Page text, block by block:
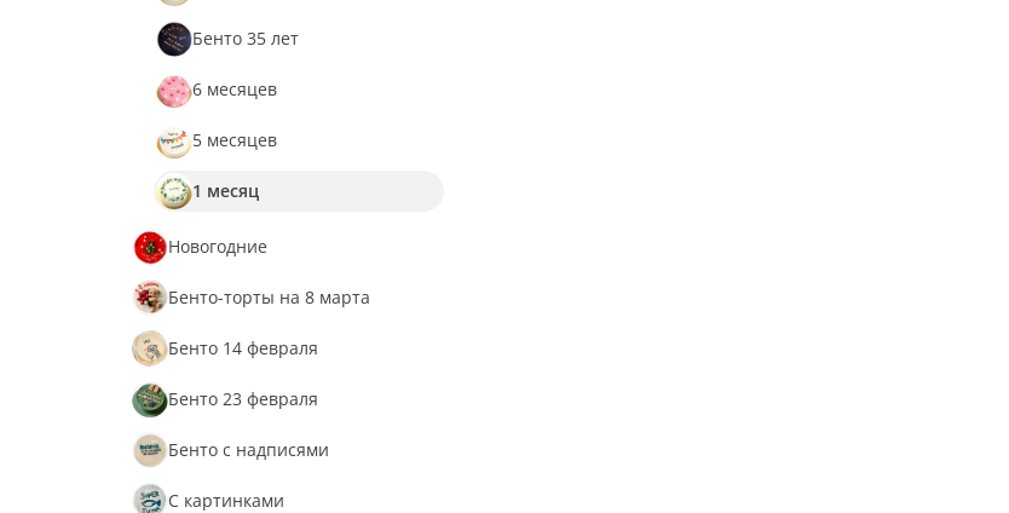
Бенто 35 лет
6 месяцев
5 месяцев
1 месяц
Новогодние
Бенто-торты на 8 марта
Бенто 14 февраля
Бенто 23 февраля
Бенто с надписями
С картинками